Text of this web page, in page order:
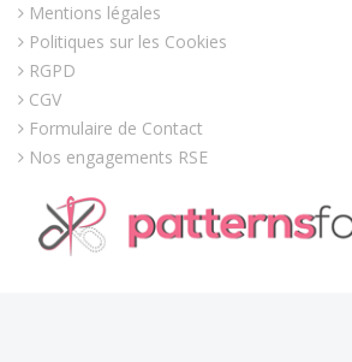
Mentions légales
Politiques sur les Cookies
RGPD
CGV
Formulaire de Contact
Nos engagements RSE